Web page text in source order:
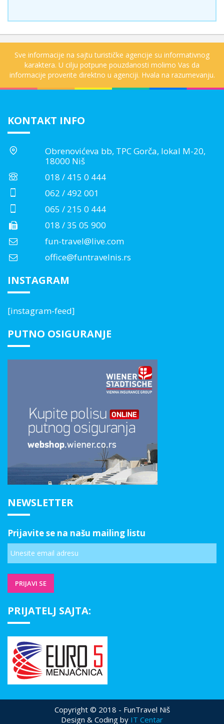
Sve informacije na sajtu turističke agencije su informativnog
karaktera. U cilju potpune pouzdanosti molimo Vas da
informacije proverite direktno u agenciji. Hvala na razumevanju.
KONTAKT INFO
Obrenovićeva bb, TPC Gorča, lokal M-20,
18000 Niš
018 / 415 0 444
062 / 492 001
065 / 215 0 444
018 / 35 05 900
fun-travel@live.com
office@funtravelnis.rs
INSTAGRAM
[instagram-feed]
PUTNO OSIGURANJE
NEWSLETTER
Prijavite se na našu mailing listu
PRIJATELJ SAJTA:
Copyright © 2018 - FunTravel Niš
Design & Coding by IT Centar